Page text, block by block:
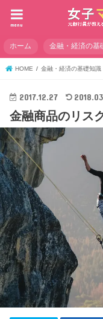
menu
ホーム 金融・経済の基
HOME 金融・経済の基礎知識
2017.12.27
金融商品のリス